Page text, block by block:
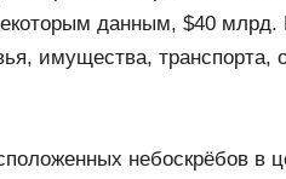
данным, $40
имущества, транспорта,
небоскрёбов в